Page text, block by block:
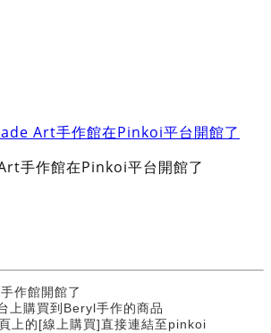
Art手作館在Pinkoi平台開館了
手作館在Pinkoi平台開館了
作館開館了
上購買到Beryl手作的商品
上的[線上購買]直接連結至pinkoi